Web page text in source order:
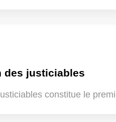
des justiciables
constitue le